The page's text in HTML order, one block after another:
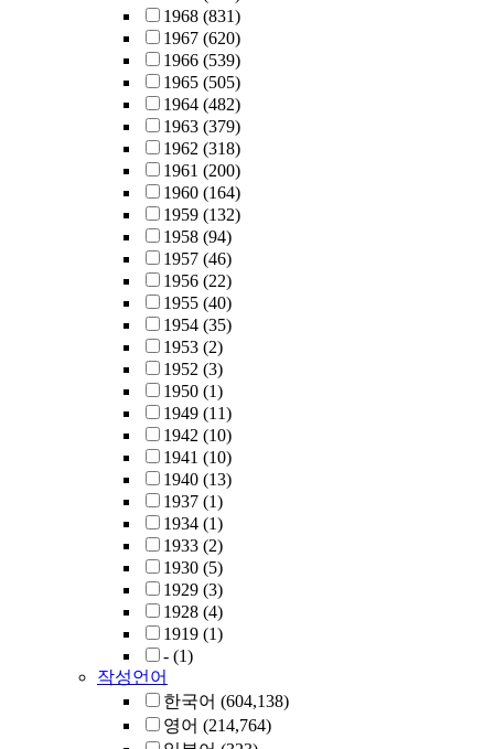
1968 (831)
1967 (620)
1966 (539)
1965 (505)
1964 (482)
1963 (379)
1962 (318)
1961 (200)
1960 (164)
1959 (132)
1958 (94)
1957 (46)
1956 (22)
1955 (40)
1954 (35)
1953 (2)
1952 (3)
1950 (1)
1949 (11)
1942 (10)
1941 (10)
1940 (13)
1937 (1)
1934 (1)
1933 (2)
1930 (5)
1929 (3)
1928 (4)
1919 (1)
- (1)
작성언어
한국어 (604,138)
영어 (214,764)